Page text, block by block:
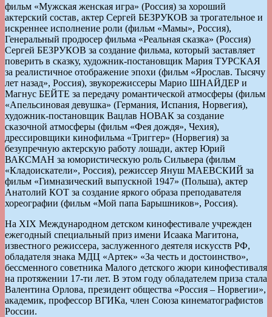
фильм «Мужская женская игра» (Россия) за хороший
актерский состав, актер Сергей БЕЗРУКОВ за трогательное и
искреннее исполнение роли (фильм «Мамы», Россия),
Генеральный продюсер фильма «Реальная сказка» (Россия)
Сергей БЕЗРУКОВ за создание фильма, который заставляет
поверить в сказку, художник-постановщик Мария ТУРСКАЯ
за реалистичное отображение эпохи (фильм «Ярослав. Тысячу
лет назад», Россия), звукорежиссеры Марио ШНАЙДЕР и
Магнус БЕЙТЕ за передачу романтической атмосферы (фильм
«Апельсиновая девушка» (Германия, Испания, Норвегия),
художник-постановщик Вацлав НОВАК за создание
сказочной атмосферы (фильм «Фея дождя», Чехия),
дрессировщики кинофильма «Триггер» (Норвегия) за
безупречную актерскую работу лошади, актер Юрий
ВАКСМАН за юмористическую роль Сильвера (фильм
«Кладоискатели», Россия), режиссер Януш МАЕВСКИЙ за
фильм «Гимназический выпускной 1947» (Польша), актер
Анатолий КОТ за создание яркого образа преподавателя
хореографии (фильм «Мой папа Барышников», Россия).
На XIX Международном детском кинофестивале учрежден
ежегодный специальный приз имени Исаака Магитона,
известного режиссера, заслуженного деятеля искусств РФ,
обладателя знака МДЦ «Артек» «За честь и достоинство»,
бессменного советника Малого детского жюри кинофестиваля
на протяжении 17-ти лет. В этом году обладателем приза стала
Валентина Орлова, президент общества «Россия – Норвегии»,
академик, профессор ВГИКа, член Союза кинематографистов
России.